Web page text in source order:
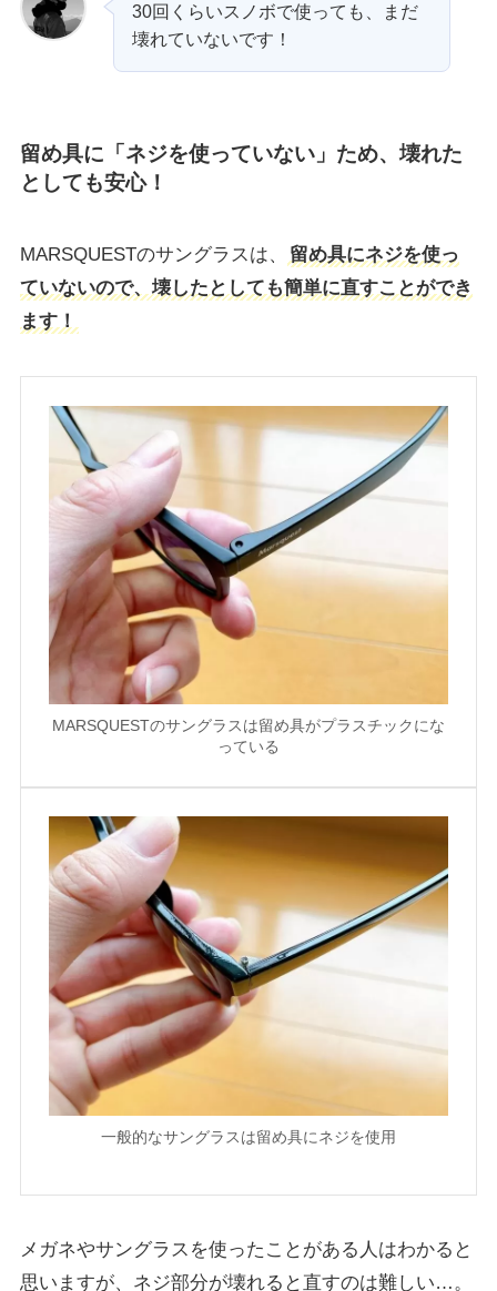
30回くらいスノボで使っても、まだ
壊れていないです！
留め具に「ネジを使っていない」ため、壊れた
としても安心！
MARSQUESTのサングラスは、
留め具にネジを使っ
ていないので、壊したとしても簡単に直すことができ
ます！
MARSQUESTのサングラスは留め具がプラスチックにな
っている
一般的なサングラスは留め具にネジを使用
メガネやサングラスを使ったことがある人はわかると
思いますが、ネジ部分が壊れると直すのは難しい…。